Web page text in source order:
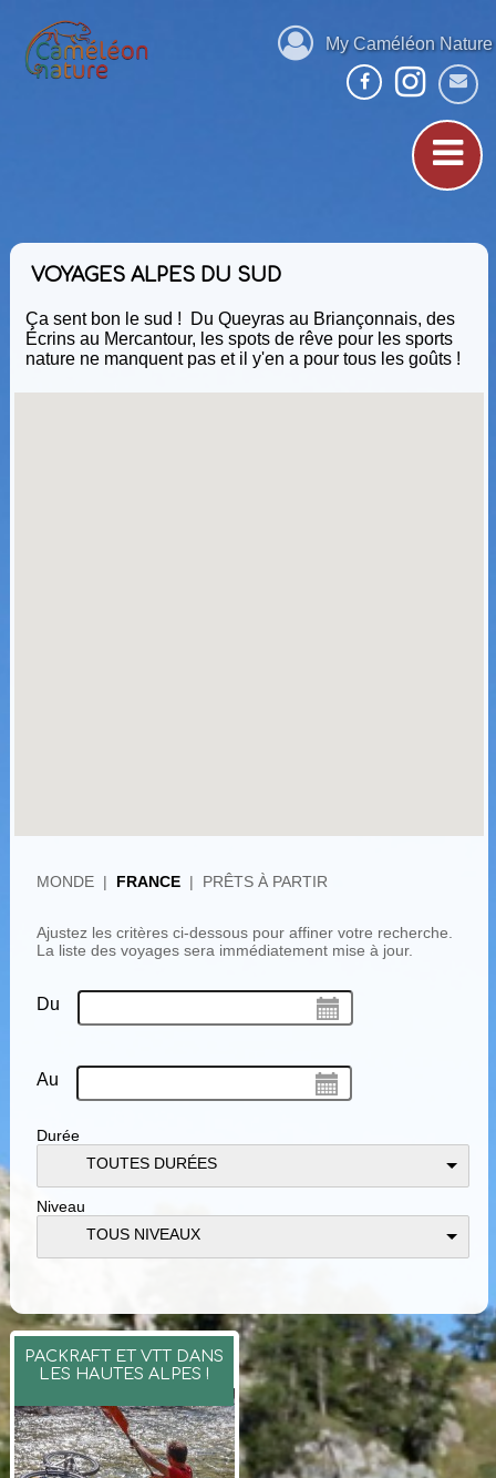
My Caméléon Nature
VOYAGES ALPES DU SUD
Ça sent bon le sud ! Du Queyras au Briançonnais, des
Écrins au Mercantour, les spots de rêve pour les sports
nature ne manquent pas et il y'en a pour tous les goûts !
MONDE| FRANCE| PRÊTS À PARTIR
Ajustez les critères ci-dessous pour affiner votre recherche.
La liste des voyages sera immédiatement mise à jour.
Du
Au
Durée
TOUTES DURÉES
Niveau
TOUS NIVEAUX
PACKRAFT ET VTT DANS
LES HAUTES ALPES !